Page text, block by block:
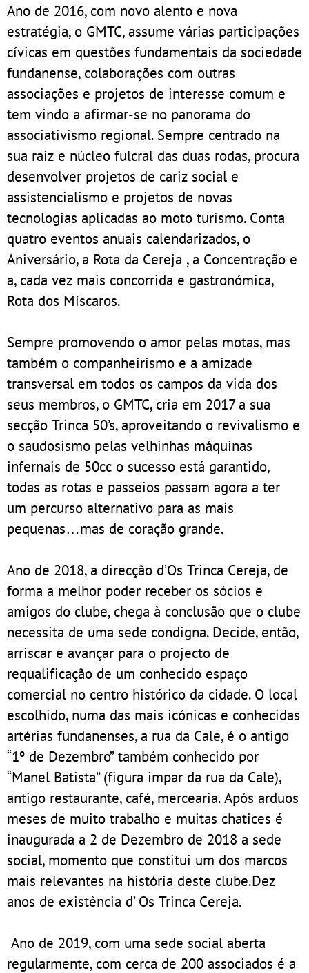
Ano de 2016, com novo alento e nova
estratégia, o GMTC, assume várias participações
cívicas em questões fundamentais da sociedade
fundanense, colaborações com outras
associações e projetos de interesse comum e
tem vindo a afirmar-se no panorama do
associativismo regional. Sempre centrado na
sua raiz e núcleo fulcral das duas rodas, procura
desenvolver projetos de cariz social e
assistencialismo e projetos de novas
tecnologias aplicadas ao moto turismo. Conta
quatro eventos anuais calendarizados, o
Aniversário, a Rota da Cereja , a Concentração e
a, cada vez mais concorrida e gastronómica,
Rota dos Míscaros.
Sempre promovendo o amor pelas motas, mas
também o companheirismo e a amizade
transversal em todos os campos da vida dos
seus membros, o GMTC, cria em 2017 a sua
secção Trinca 50’s, aproveitando o revivalismo e
o saudosismo pelas velhinhas máquinas
infernais de 50cc o sucesso está garantido,
todas as rotas e passeios passam agora a ter
um percurso alternativo para as mais
pequenas…mas de coração grande.
Ano de 2018, a direcção d’Os Trinca Cereja, de
forma a melhor poder receber os sócios e
amigos do clube, chega à conclusão que o clube
necessita de uma sede condigna. Decide, então,
arriscar e avançar para o projecto de
requalificação de um conhecido espaço
comercial no centro histórico da cidade. O local
escolhido, numa das mais icónicas e conhecidas
artérias fundanenses, a rua da Cale, é o antigo
“1º de Dezembro” também conhecido por
“Manel Batista” (figura impar da rua da Cale),
antigo restaurante, café, mercearia. Após arduos
meses de muito trabalho e muitas chatices é
inaugurada a 2 de Dezembro de 2018 a sede
social, momento que constitui um dos marcos
mais relevantes na história deste clube.Dez
anos de existência d’ Os Trinca Cereja.
Ano de 2019, com uma sede social aberta
regularmente, com cerca de 200 associados é a